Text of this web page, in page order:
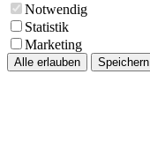
Notwendig
Statistik
Marketing
Alle erlauben Speichern